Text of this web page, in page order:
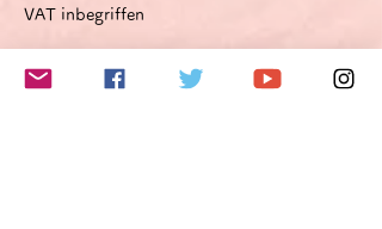
VAT inbegriffen